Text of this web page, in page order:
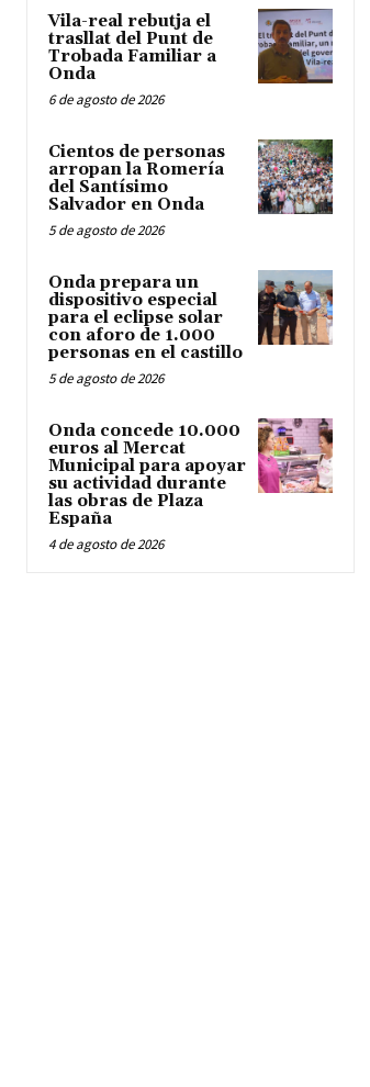
Vila-real rebutja el
trasllat del Punt de
Trobada Familiar a
Onda
6 de agosto de 2026
Cientos de personas
arropan la Romería
del Santísimo
Salvador en Onda
5 de agosto de 2026
Onda prepara un
dispositivo especial
para el eclipse solar
con aforo de 1.000
personas en el castillo
5 de agosto de 2026
Onda concede 10.000
euros al Mercat
Municipal para apoyar
su actividad durante
las obras de Plaza
España
4 de agosto de 2026